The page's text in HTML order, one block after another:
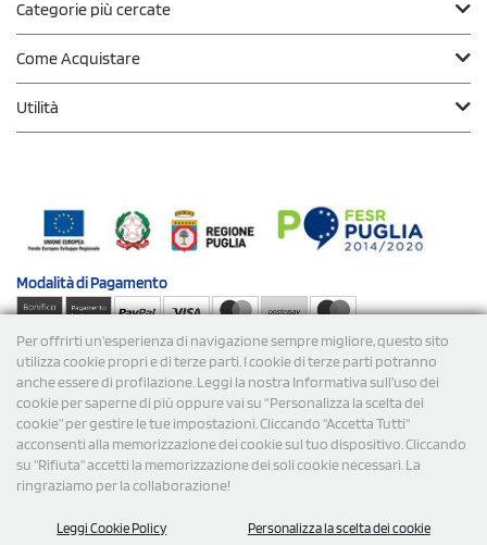
Per offrirti un'esperienza di navigazione sempre migliore, questo sito
utilizza cookie propri e di terze parti. I cookie di terze parti potranno
anche essere di profilazione. Leggi la nostra Informativa sull’uso dei
cookie per saperne di più oppure vai su “Personalizza la scelta dei
cookie” per gestire le tue impostazioni. Cliccando "Accetta Tutti"
acconsenti alla memorizzazione dei cookie sul tuo dispositivo. Cliccando
su "Rifiuta" accetti la memorizzazione dei soli cookie necessari. La
ringraziamo per la collaborazione!
Leggi Cookie Policy Personalizza la scelta dei cookie
Categorie più cercate
Come Acquistare
Utilità
Modalità diPagamento
Spedizioni
P.Iva/C.F. 09734470967 - N° Rea MI-2110632